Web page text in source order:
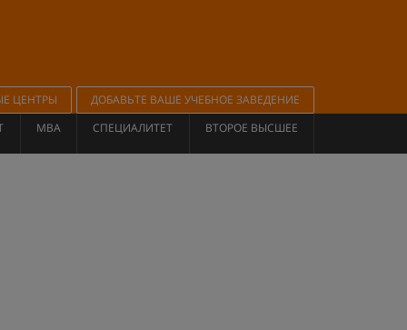
ЦЕНТРЫ
ДОБАВЬТЕ ВАШЕ УЧЕБНОЕ ЗАВЕДЕНИЕ
MBA СПЕЦИАЛИТЕТ ВТОРОЕ ВЫСШЕЕ